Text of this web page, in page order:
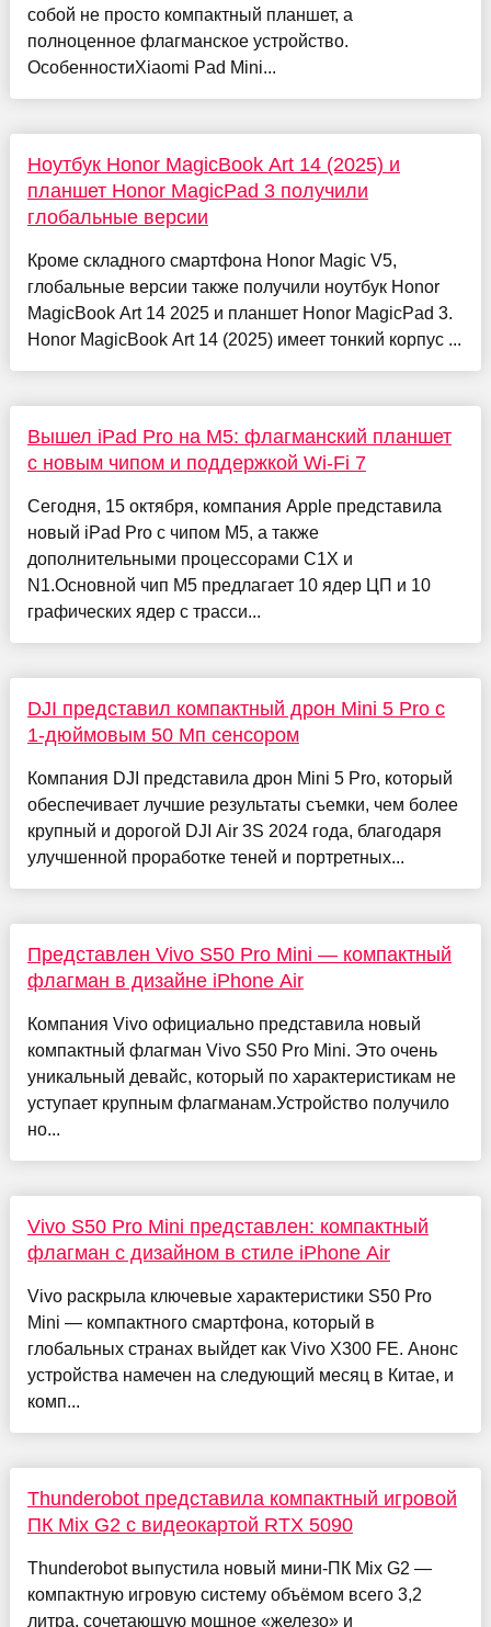
собой не просто компактный планшет, а
полноценное флагманское устройство.
ОсобенностиXiaomi Pad Mini...
Ноутбук Honor MagicBook Art 14 (2025) и
планшет Honor MagicPad 3 получили
глобальные версии
Кроме складного смартфона Honor Magic V5,
глобальные версии также получили ноутбук Honor
MagicBook Art 14 2025 и планшет Honor MagicPad 3.
Honor MagicBook Art 14 (2025) имеет тонкий корпус ...
Вышел iPad Pro на M5: флагманский планшет
с новым чипом и поддержкой Wi-Fi 7
Сегодня, 15 октября, компания Apple представила
новый iPad Pro с чипом M5, а также
дополнительными процессорами C1X и
N1.Основной чип M5 предлагает 10 ядер ЦП и 10
графических ядер с трасси...
DJI представил компактный дрон Mini 5 Pro с
1-дюймовым 50 Мп сенсором
Компания DJI представила дрон Mini 5 Pro, который
обеспечивает лучшие результаты съемки, чем более
крупный и дорогой DJI Air 3S 2024 года, благодаря
улучшенной проработке теней и портретных...
Представлен Vivo S50 Pro Mini — компактный
флагман в дизайне iPhone Air
Компания Vivo официально представила новый
компактный флагман Vivo S50 Pro Mini. Это очень
уникальный девайс, который по характеристикам не
уступает крупным флагманам.Устройство получило
но...
Vivo S50 Pro Mini представлен: компактный
флагман с дизайном в стиле iPhone Air
Vivo раскрыла ключевые характеристики S50 Pro
Mini — компактного смартфона, который в
глобальных странах выйдет как Vivo X300 FE. Анонс
устройства намечен на следующий месяц в Китае, и
комп...
Thunderobot представила компактный игровой
ПК Mix G2 с видеокартой RTX 5090
Thunderobot выпустила новый мини-ПК Mix G2 —
компактную игровую систему объёмом всего 3,2
литра, сочетающую мощное «железо» и